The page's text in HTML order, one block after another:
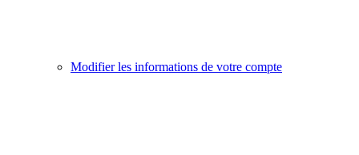
Modifier les informations de votre compte